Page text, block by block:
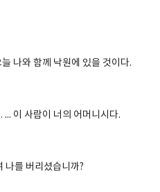
나와 함께 낙원에 있을 것이다.
이 사람이 너의 어머니시다.
나를 버리셨습니까?